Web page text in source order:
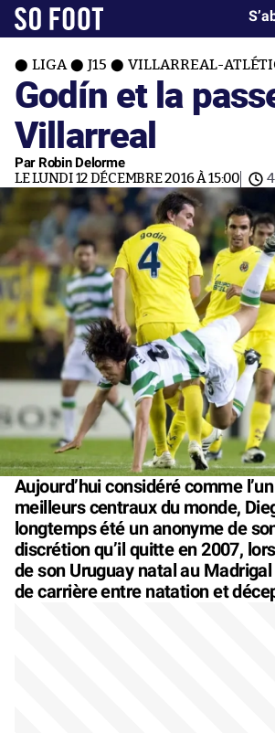
LIGA J15 VILLARREAL-
Godín et la
Villarreal
Par Robin Delorme
LE LUNDI 12 DÉCEMBRE 2016 À 15:00
Aujourd’hui considéré comme
meilleurs centraux du monde,
longtemps été un anonyme de
discrétion qu’il quitte en 2007,
de son Uruguay natal au
de carrière entre natation et